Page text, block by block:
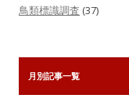
鳥類標識調査 (37)
月別記事一覧